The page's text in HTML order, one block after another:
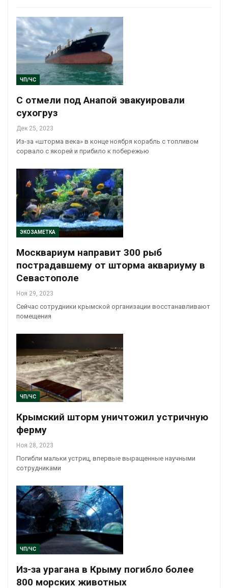
ЧП/ЧС
С отмели под Анапой эвакуировали
сухогруз
Дек 25, 2023
Из-за «шторма века» в конце ноября корабль с топливом
сорвало с якорей и прибило к побережью
ЭКОЗАМЕТКА
Москвариум направит 300 рыб
пострадавшему от шторма аквариуму в
Севастополе
Ноя 29, 2023
Сейчас сотрудники крымской организации восстанавливают
помещения
ЧП/ЧС
Крымский шторм уничтожил устричную
ферму
Ноя 28, 2023
Погибли мальки устриц, впервые выращенные научными
сотрудниками
ЧП/ЧС
Из-за урагана в Крыму погибло более
800 морских животных